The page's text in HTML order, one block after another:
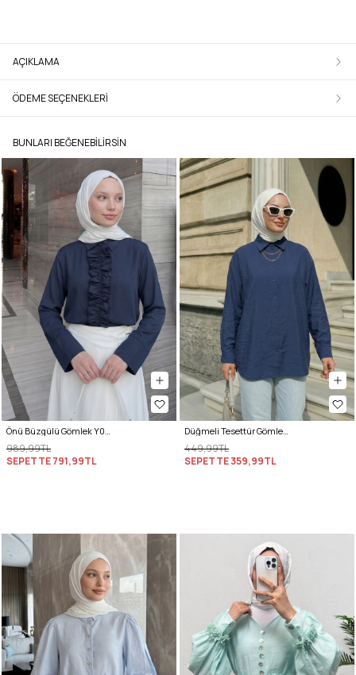
AÇIKLAMA
ÖDEME SEÇENEKLERI
BUNLARI BEĞENEBILIRSIN
Önü Büzgülü Gömlek Y0125 - LACİVERT
989,99TL
SEPETTE791,99TL
Düğmeli Tesettür Gömlek 612137 - LACİVERT
449,99TL
SEPETTE359,99TL